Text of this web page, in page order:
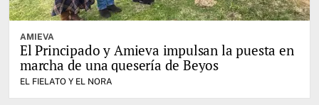
AMIEVA
El Principado y Amieva impulsan la puesta en
marcha de una quesería de Beyos
EL FIELATO Y EL NORA